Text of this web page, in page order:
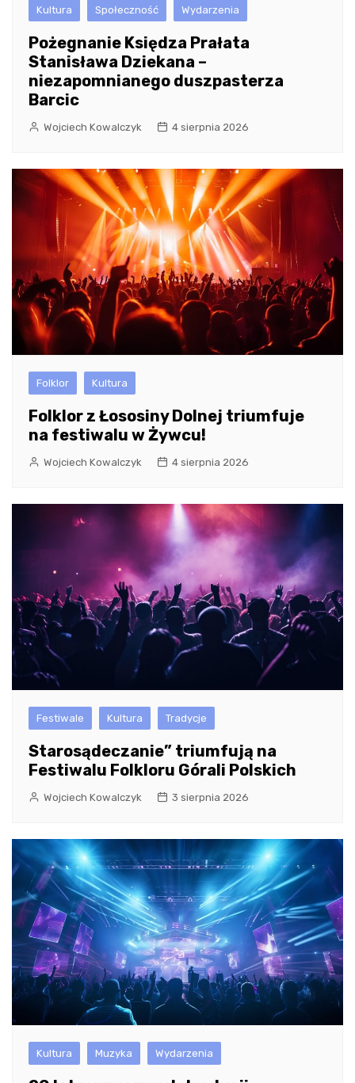
Kultura Społeczność Wydarzenia
Pożegnanie Księdza Prałata
Stanisława Dziekana –
niezapomnianego duszpasterza
Barcic
Wojciech Kowalczyk 4 sierpnia 2026
Folklor Kultura
Folklor z Łososiny Dolnej triumfuje
na festiwalu w Żywcu!
Wojciech Kowalczyk 4 sierpnia 2026
Festiwale Kultura Tradycje
Starosądeczanie” triumfują na
Festiwalu Folkloru Górali Polskich
Wojciech Kowalczyk 3 sierpnia 2026
Kultura Muzyka Wydarzenia